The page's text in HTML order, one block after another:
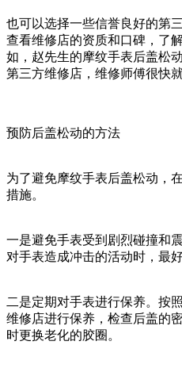
也可以选择一些信誉良好的第
查看维修店的资质和口碑，了
如，赵先生的摩纹手表后盖松
第三方维修店，维修师傅很快
预防后盖松动的方法
为了避免摩纹手表后盖松动，
措施。
一是避免手表受到剧烈碰撞和
对手表造成冲击的活动时，最
二是定期对手表进行保养。按
维修店进行保养，检查后盖的
时更换老化的胶圈。